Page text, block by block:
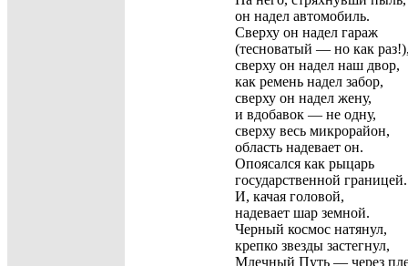
он надел автомобиль.
Сверху он надел гараж
(тесноватый — но как
сверху он надел наш двор,
как ремень надел забор,
сверху он надел жену,
и вдобавок — не одну,
сверху весь микрорайон,
область надевает он.
Опоясался как рыцарь
государственной границей.
И, качая головой,
надевает шар земной.
Черный космос натянул,
крепко звезды застегнул,
Млечный Путь — через